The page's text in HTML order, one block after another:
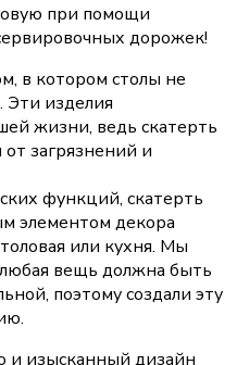
при помощи
дорожек!
в котором столы не
Эти изделия
жизни, ведь скатерть
загрязнений и
функций, скатерть
элементом декора
или кухня. Мы
вещь должна быть
поэтому создали эту
и изысканный дизайн